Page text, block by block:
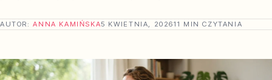
AUTOR:ANNA KAMIŃSKA5 KWIETNIA, 202611 MIN CZYTANIA